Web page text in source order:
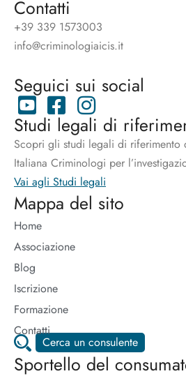
Contatti
+39 339 1573003
info@criminologiaicis.it
Seguici sui social
Studi legali di
Scopri gli studi legali di riferimento
Italiana Criminologi per
Vai agli Studi legali
Mappa del sito
Home
Associazione
Blog
Iscrizione
Formazione
Contatti
Cerca un consulente
Sportello del